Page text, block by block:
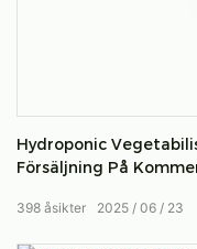
centrala avloppsröret.
ansamlingen av
Hydroponic
Försäljning På
2025 06 23
398 åsikter